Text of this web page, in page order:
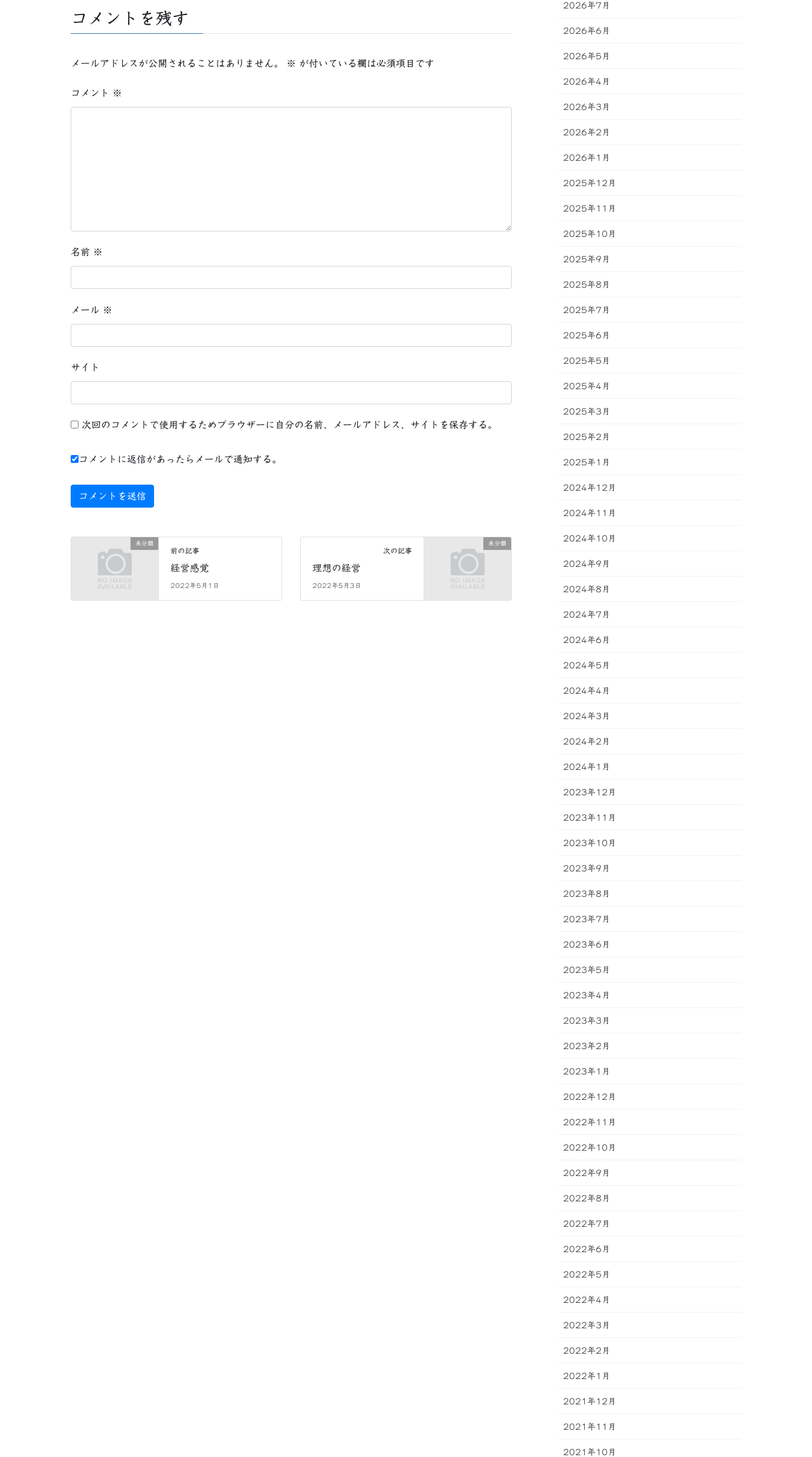
コメントを残す
メールアドレスが公開されることはありません。 ※ が付いている欄は必須項目です
コメント ※
名前 ※
メール ※
サイト
次回のコメントで使用するためブラウザーに自分の名前、メールアドレス、サイトを保存する。
コメントに返信があったらメールで通知する。
未分類
前の記事
経営感覚
2022年5月1日
未分類
次の記事
理想の経営
2022年5月3日
2026年7月
2026年6月
2026年5月
2026年4月
2026年3月
2026年2月
2026年1月
2025年12月
2025年11月
2025年10月
2025年9月
2025年8月
2025年7月
2025年6月
2025年5月
2025年4月
2025年3月
2025年2月
2025年1月
2024年12月
2024年11月
2024年10月
2024年9月
2024年8月
2024年7月
2024年6月
2024年5月
2024年4月
2024年3月
2024年2月
2024年1月
2023年12月
2023年11月
2023年10月
2023年9月
2023年8月
2023年7月
2023年6月
2023年5月
2023年4月
2023年3月
2023年2月
2023年1月
2022年12月
2022年11月
2022年10月
2022年9月
2022年8月
2022年7月
2022年6月
2022年5月
2022年4月
2022年3月
2022年2月
2022年1月
2021年12月
2021年11月
2021年10月